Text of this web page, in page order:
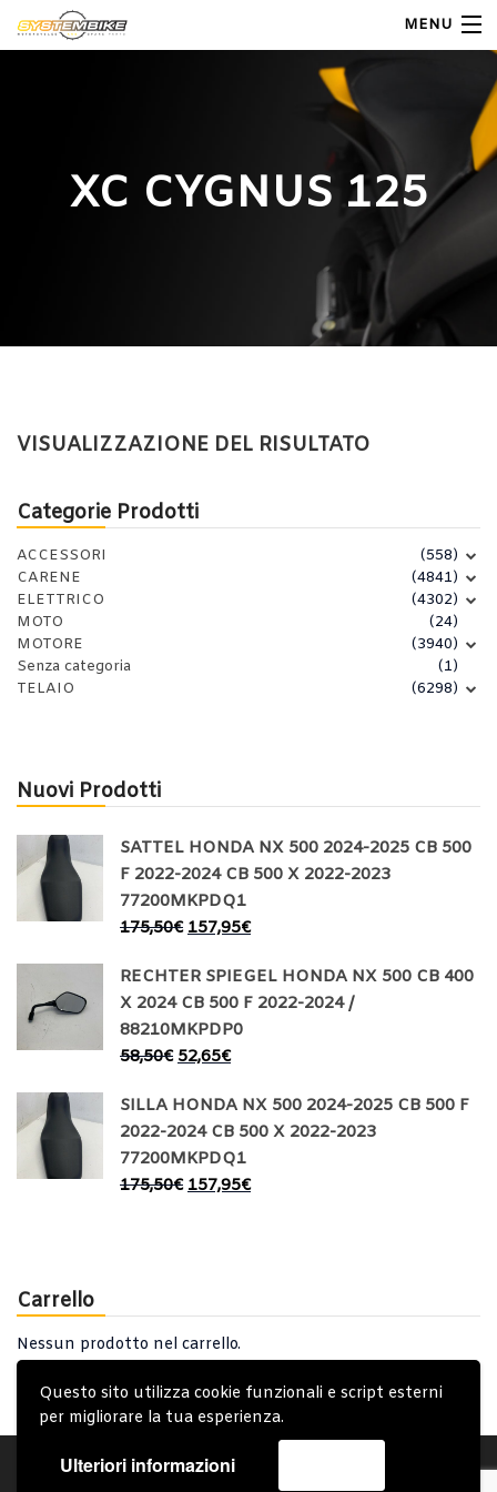
Questo sito utilizza cookie funzionali e script esterni
per migliorare la tua esperienza.
Ulteriori informazioni
MENU
Shop MotoXC CYGNUS 125
Categorie Prodotti
ACCESSORI
(558)
CARENE
(4841)
ELETTRICO
(4302)
MOTO
(24)
MOTORE
(3940)
Senza categoria
(1)
TELAIO
(6298)
Nuovi Prodotti
SATTEL HONDA NX 500 2024-2025 CB 500
F 2022-2024 CB 500 X 2022-2023
77200MKPDQ1
175,50€ 157,95€
RECHTER SPIEGEL HONDA NX 500 CB 400
X 2024 CB 500 F 2022-2024 /
88210MKPDP0
58,50€ 52,65€
SILLA HONDA NX 500 2024-2025 CB 500 F
2022-2024 CB 500 X 2022-2023
77200MKPDQ1
175,50€ 157,95€
Carrello
Nessun prodotto nel carrello.
VISUALIZZAZIONE DEL RISULTATO
Account Condizioni Generali